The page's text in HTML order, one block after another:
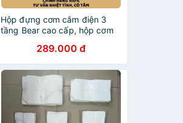
Hộp đựng cơm cắm điện 3
tầng Bear cao cấp, hộp cơm
chín thức ăn ruột inox hàng
hiệu LOCHI
289.000 đ